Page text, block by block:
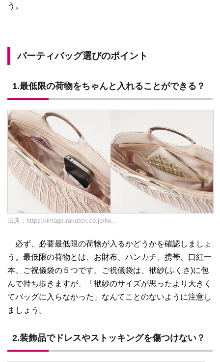
う。
パーティバッグ選びのポイント
1.最低限の荷物をちゃんと入れることができる？
出典： https://image.rakuten.co.jp/tw...
必ず、必要最低限の荷物が入るかどうかを確認しましょ
う。最低限の荷物とは、お財布、ハンカチ、携帯、口紅一
本、ご祝儀袋の５つです。ご祝儀袋は、袱紗(ふくさ)に包
んで持ち歩きますが、「袱紗のサイズが思ったより大きく
てバッグに入らなかった」なんてことのないように注意し
ましょう。
2.装飾品でドレスやストッキングを傷つけない？